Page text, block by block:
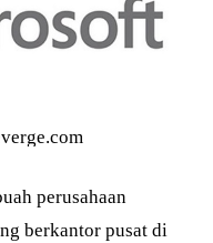
perusahaan
berkantor pusat di